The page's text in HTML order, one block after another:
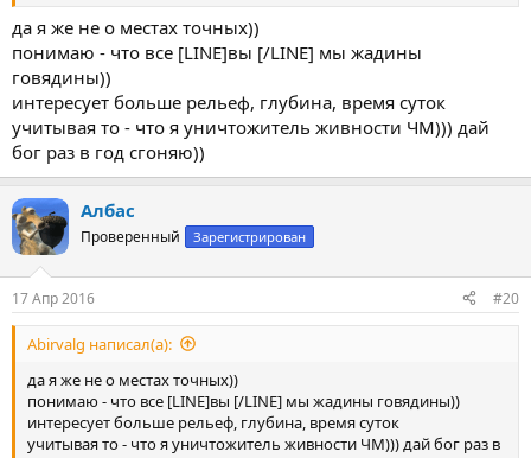
да я же не о местах точных))
понимаю - что все [LINE]вы [/LINE] мы жадины
говядины))
интересует больше рельеф, глубина, время суток
учитывая то - что я уничтожитель живности ЧМ))) дай
бог раз в год сгоняю))
Албас
Проверенный Зарегистрирован
17 Апр 2016 #20
Abirvalg написал(а):
да я же не о местах точных))
понимаю - что все [LINE]вы [/LINE] мы жадины говядины))
интересует больше рельеф, глубина, время суток
учитывая то - что я уничтожитель живности ЧМ))) дай бог раз в